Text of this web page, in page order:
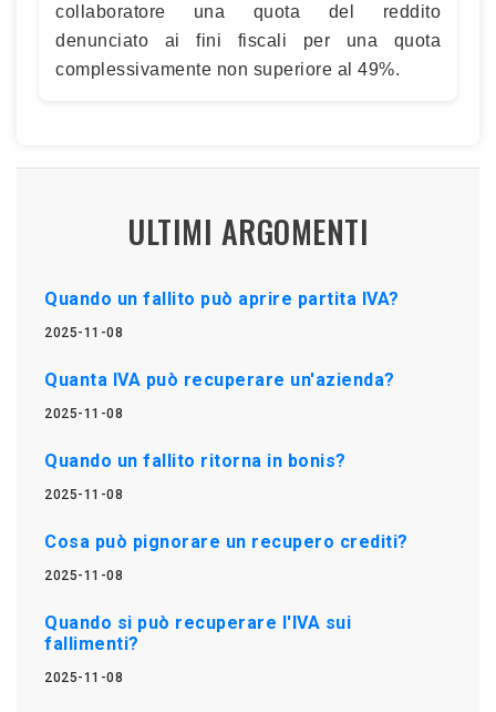
collaboratore una quota del reddito
denunciato ai fini fiscali per una quota
complessivamente non superiore al 49%.
ULTIMI ARGOMENTI
Quando un fallito può aprire partita IVA?
2025-11-08
Quanta IVA può recuperare un'azienda?
2025-11-08
Quando un fallito ritorna in bonis?
2025-11-08
Cosa può pignorare un recupero crediti?
2025-11-08
Quando si può recuperare l'IVA sui
fallimenti?
2025-11-08